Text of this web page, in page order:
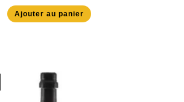
Ajouter au panier